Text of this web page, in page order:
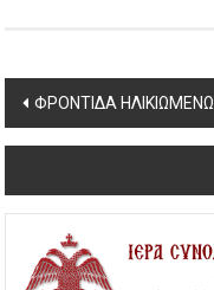
Post
navigation
ΦΡΟΝΤΙΔΑ